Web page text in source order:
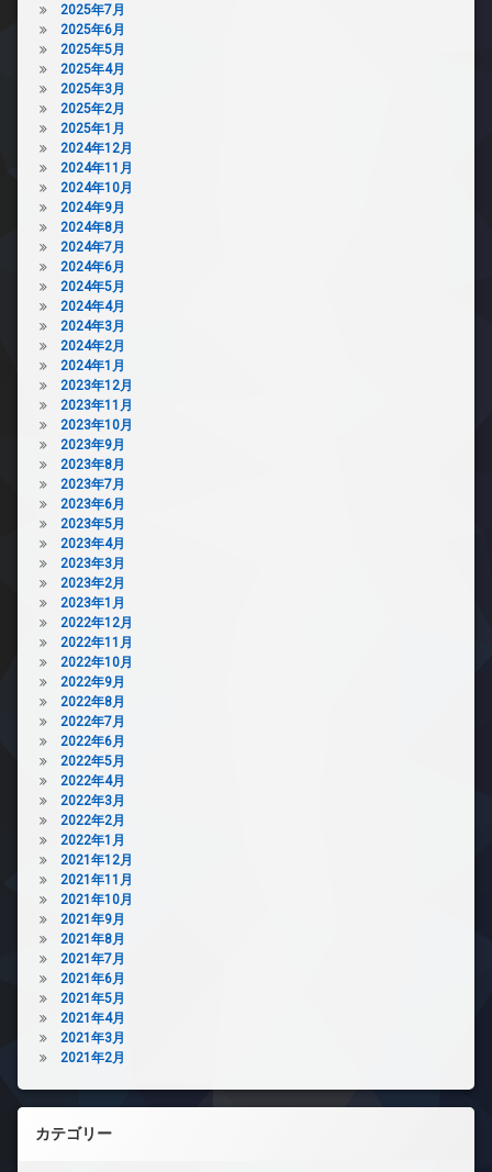
2025年7月
2025年6月
2025年5月
2025年4月
2025年3月
2025年2月
2025年1月
2024年12月
2024年11月
2024年10月
2024年9月
2024年8月
2024年7月
2024年6月
2024年5月
2024年4月
2024年3月
2024年2月
2024年1月
2023年12月
2023年11月
2023年10月
2023年9月
2023年8月
2023年7月
2023年6月
2023年5月
2023年4月
2023年3月
2023年2月
2023年1月
2022年12月
2022年11月
2022年10月
2022年9月
2022年8月
2022年7月
2022年6月
2022年5月
2022年4月
2022年3月
2022年2月
2022年1月
2021年12月
2021年11月
2021年10月
2021年9月
2021年8月
2021年7月
2021年6月
2021年5月
2021年4月
2021年3月
2021年2月
カテゴリー